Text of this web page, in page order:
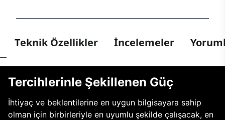
Teknik Özellikler İncelemeler
Tercihlerinle Şekillenen Güç
İhtiyaç ve beklentilerine en uygun bilgisayara sahip
olman için birbirleriyle en uyumlu şekilde çalışacak, en